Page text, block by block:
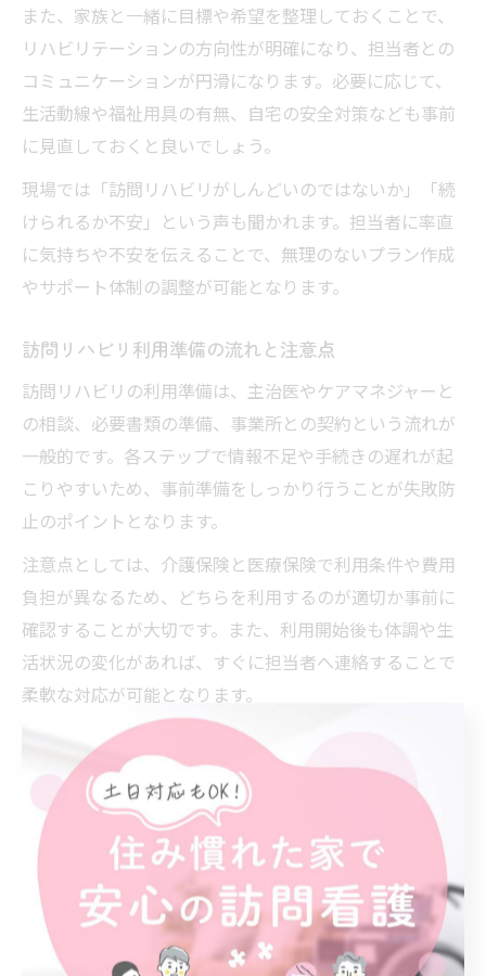
また、家族と一緒に目標や希望を整理しておくことで、
リハビリテーションの方向性が明確になり、担当者との
コミュニケーションが円滑になります。必要に応じて、
生活動線や福祉用具の有無、自宅の安全対策なども事前
に見直しておくと良いでしょう。
現場では「訪問リハビリがしんどいのではないか」「続
けられるか不安」という声も聞かれます。担当者に率直
に気持ちや不安を伝えることで、無理のないプラン作成
やサポート体制の調整が可能となります。
訪問リハビリ利用準備の流れと注意点
訪問リハビリの利用準備は、主治医やケアマネジャーと
の相談、必要書類の準備、事業所との契約という流れが
一般的です。各ステップで情報不足や手続きの遅れが起
こりやすいため、事前準備をしっかり行うことが失敗防
止のポイントとなります。
注意点としては、介護保険と医療保険で利用条件や費用
負担が異なるため、どちらを利用するのが適切か事前に
確認することが大切です。また、利用開始後も体調や生
活状況の変化があれば、すぐに担当者へ連絡することで
柔軟な対応が可能となります。
初めて利用する方やご家族は不安を感じやすいですが、
厚生労働省のガイドラインや現場の事例を参考に、段階
的に準備を進めましょう。分からないことは遠慮せず、
専門職に相談する姿勢がスムーズな利用への第一歩で